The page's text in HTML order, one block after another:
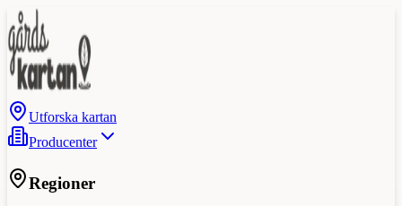
Utforska kartan
Producenter
Regioner